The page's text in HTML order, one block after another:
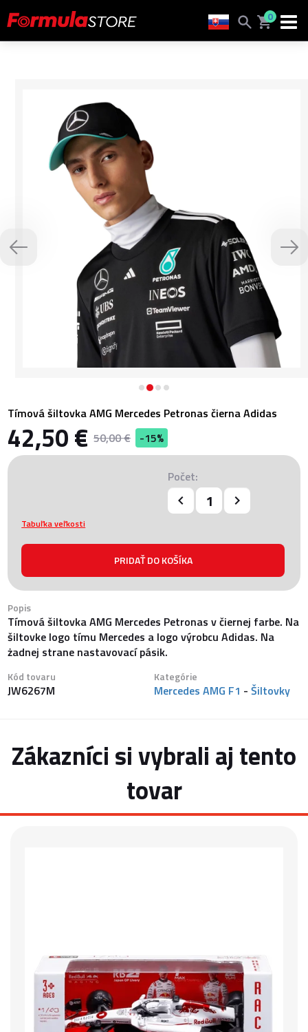
0
Tímová šiltovka AMG Mercedes Petronas čierna Adidas
42,50 €50,00 € -15%
Počet:
Tabuľka veľkosti
Popis
Tímová šiltovka AMG Mercedes Petronas v čiernej farbe. Na
šiltovke logo tímu Mercedes a logo výrobcu Adidas. Na
żadnej strane nastavovací pásik.
Kód tovaru
JW6267M
Kategórie
Mercedes AMG F1 - Šiltovky
Zákazníci si vybrali aj tento
tovar